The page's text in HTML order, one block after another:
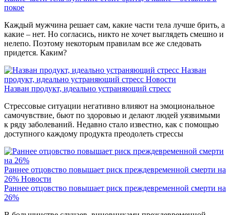
покое
Каждый мужчина решает сам, какие части тела лучше брить, а
какие – нет. Но согласись, никто не хочет выглядеть смешно и
нелепо. Поэтому некоторым правилам все же следовать
придется. Каким?
Назван
продукт, идеально устраняющий стресс Новости
Назван продукт, идеально устраняющий стресс
Стрессовые ситуации негативно влияют на эмоциональное
самочувствие, бьют по здоровью и делают людей уязвимыми
к ряду заболеваний. Недавно стало известно, как с помощью
доступного каждому продукта преодолеть стрессы
Раннее отцовство повышает риск преждевременной смерти на
26% Новости
Раннее отцовство повышает риск преждевременной смерти на
26%